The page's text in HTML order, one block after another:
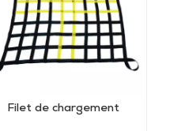
Filet de chargement